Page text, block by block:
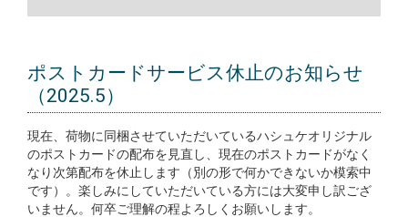
ポストカードサービス休止のお知らせ
（2025.5）
現在、荷物に同梱させていただいているハシュケオリジナル
のポストカードの配布を見直し、現在のポストカードがなく
なり次第配布を休止します（別の形で何かできないか模索中
です）。楽しみにしていただいている方には大変申し訳ござ
いません。何卒ご理解の程よろしくお願いします。